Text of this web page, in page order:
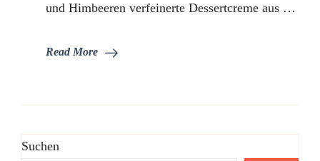
und Himbeeren verfeinerte Dessertcreme aus …
Read More
Suchen